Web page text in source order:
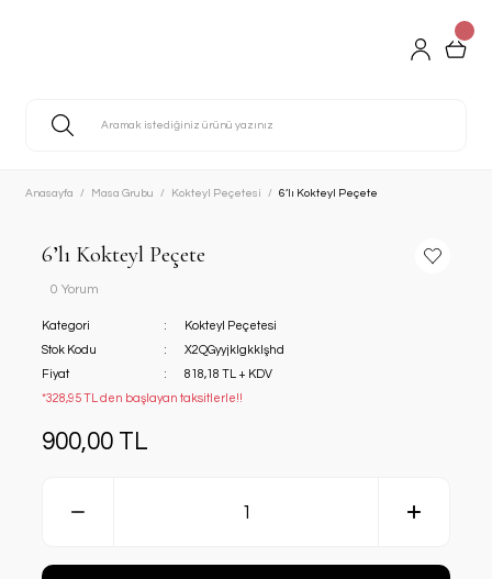
Anasayfa Masa Grubu Kokteyl Peçetesi 6’lı Kokteyl Peçete
6’lı Kokteyl Peçete
0 Yorum
Kategori
Kokteyl Peçetesi
Stok Kodu
X2QGyyjklgkklşhd
Fiyat
818,18 TL + KDV
*328,95 TL den başlayan taksitlerle!!
900,00 TL